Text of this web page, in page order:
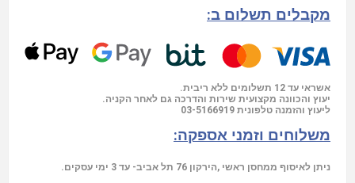
מקבלים תשלום ב:
אשראי עד 12 תשלומים ללא ריבית.
יעוץ והכוונה מקצועית שירות והדרכה גם לאחר הקניה.
ליעוץ והזמנה טלפונית 03-5166919
משלוחים וזמני אספקה:
ניתן לאיסוף ממחסן ראשי ,הירקון 76 תל אביב- עד 3 ימי עסקים.